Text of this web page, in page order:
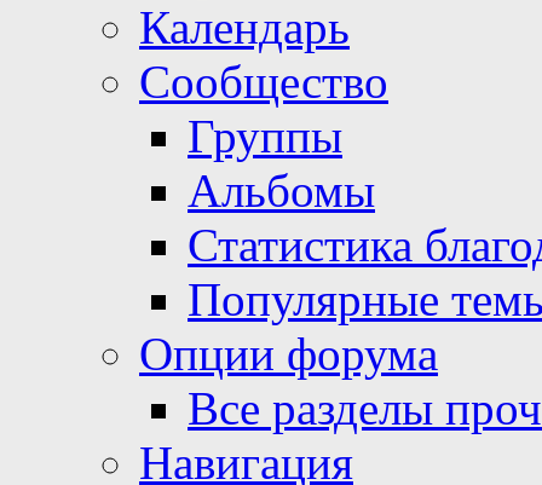
Календарь
Сообщество
Группы
Альбомы
Статистика
Популярные
Опции форума
Все разделы
Навигация